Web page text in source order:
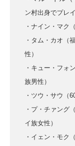
ン村出身でプレ
・ナイン・マク
・タム・カオ（
性）
・キュー・フォ
族男性）
・ツウ・サウ（
・プ・チァング
イ族女性）
・イェン・モク